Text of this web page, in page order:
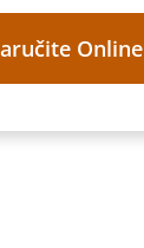
Online